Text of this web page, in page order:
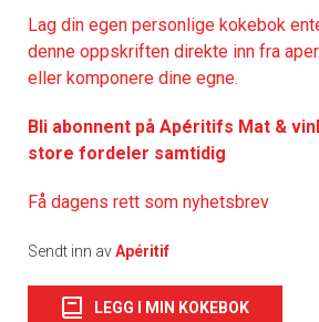
Lag din egen personlige kokebok
denne oppskriften direkte inn fra
eller komponere dine egne.
Bli abonnent på Apéritifs Mat &
store fordeler samtidig
Få dagens rett som nyhetsbrev
Sendt inn avApéritif
LEGG I MIN KOKEBOK